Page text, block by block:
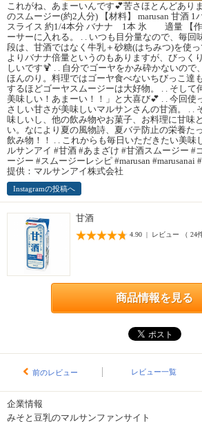
これがね、あまーいんです💕苦さほとんどあり
のスムージー(約2人分) 【材料】 marusan 甘酒 1
スライス 約1/4本分 バナナ 1本 氷 適量 【作
ーサーに入れる。 . . いつも目分量なので、毎回
段は、甘酒ではなく牛乳＋砂糖(はちみつ)を使
よりバナナ倍量というのもありますが、びっく
しいです🍹 . . 自分でゴーヤをかみ砕かないので
ほんのり。料理ではゴーヤ食べないちびっこ達
するほどゴーヤスムージーは大好物。 . . そして
美味しい！あまーい！！」と大喜び💕 . . 今回使
さしい甘さが美味しいマルサンさんの甘酒。 . .
味しいし、他の飲み物やお菓子、お料理に甘味
い。なにより夏の風物詩、夏バテ防止の栄養た
飲み物！！ . . これからも毎日いただきたい美味
ルサンアイ #甘酒 #あまざけ #甘酒スムージー #
ージー #スムージーレシピ #marusan #marusanai
提供：マルサンアイ株式会社
Instagramの投稿へ
甘酒
4.90 | レビュー （ 24件
商品情報を見る
前のレビュー レビュー一覧
企業情報
みそと豆乳のマルサンファンサイト